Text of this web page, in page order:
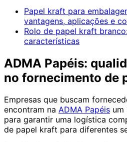
Papel kraft para
vantagens, aplicações e
Rolo de papel kraft
características
ADMA Papéis:
no fornecimento de
Empresas que buscam
encontram na ADMA Papéis um
para garantir uma logística
de papel kraft para diferentes